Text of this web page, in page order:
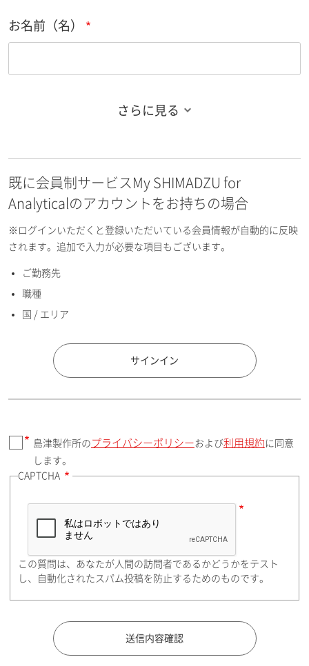
お名前（名）
お名前フリガナ（名）
E-mailアドレス（半角英数）
国 / エリア
郵便番号（勤務先）
住所検索
都道府県（勤務先）
さらに見る
既に会員制サービスMy SHIMADZU for
Analyticalのアカウントをお持ちの場合
※ログインいただくと登録いただいている会員情報が自動的に反映
されます。追加で入力が必要な項目もございます。
ご勤務先
職種
国 / エリア
サインイン
島津製作所の プライバシーポリシー および利用規約 に同意
します。
CAPTCHA
この質問は、あなたが人間の訪問者であるかどうかをテスト
し、自動化されたスパム投稿を防止するためのものです。